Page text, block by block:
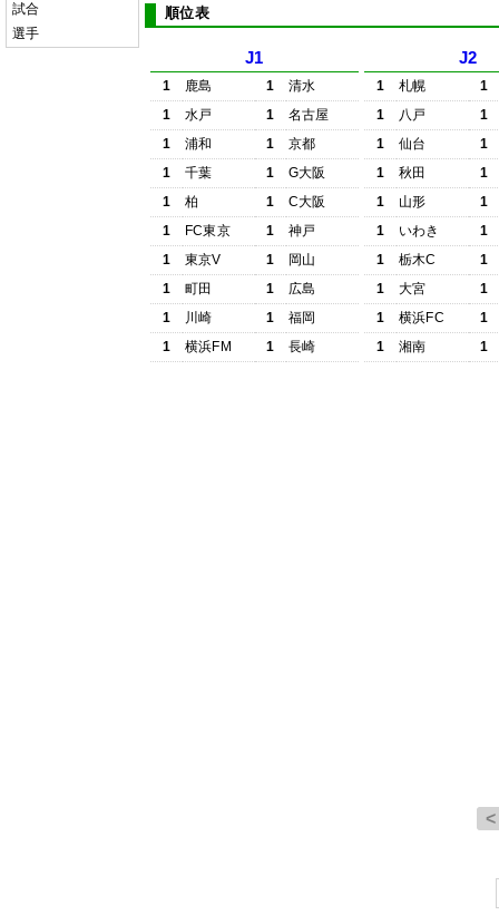
試合
選手
順位表
J1
1 鹿島 1
清水
1
水戸 1
名古屋
1
浦和 1
京都
1
千葉 1
G大阪
1
柏 1
C大阪
1
FC東京 1
神戸
1
東京V 1
岡山
1
町田 1
広島
1
川崎 1
福岡
1
横浜FM 1 長崎
J2
1 札幌
1
1
八戸
1
1
仙台
1
1
秋田
1
1
山形
1
1
いわき
1
1
栃木C
1
1
大宮
1
1
横浜FC
1
1
湘南 1